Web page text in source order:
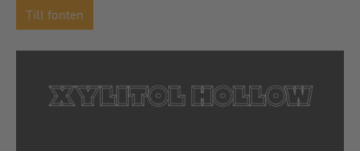
Till fonten